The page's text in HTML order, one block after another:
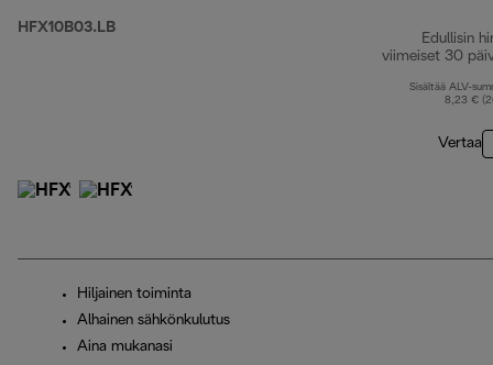
HFX10B03.LB
Edullisin
viimeiset 30
Sisältää ALV-
8,23 €
Vertaa
Hiljainen toiminta
Alhainen sähkönkulutus
Aina mukanasi